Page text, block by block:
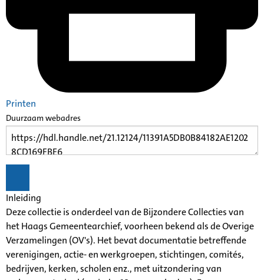
Printen
Duurzaam webadres
Inleiding
Deze collectie is onderdeel van de Bijzondere Collecties van
het Haags Gemeentearchief, voorheen bekend als de Overige
Verzamelingen (OV's). Het bevat documentatie betreffende
verenigingen, actie- en werkgroepen, stichtingen, comités,
bedrijven, kerken, scholen enz., met uitzondering van